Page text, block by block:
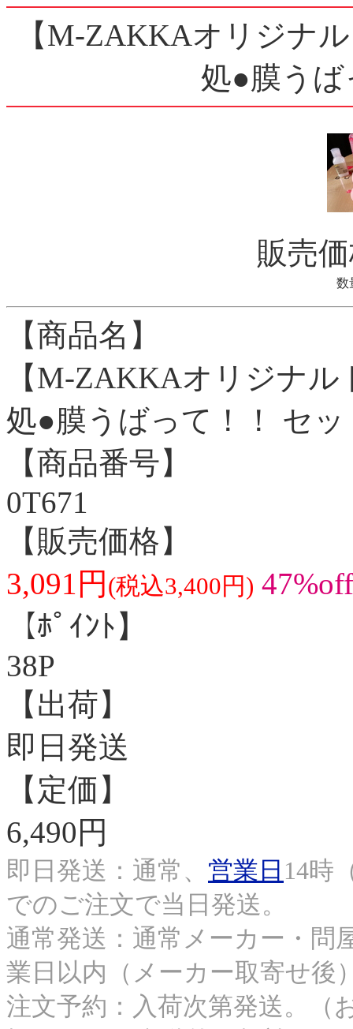
【M-ZAKKAオリジナ
処●膜う
販売
数
【商品名】
【M-ZAKKAオリジナ
処●膜うばって！！ セッ
【商品番号】
0T671
【販売価格】
3,091円 (税込3,400円) 47%off
【ﾎﾟｲﾝﾄ】
38P
【出荷】
即日発送
【定価】
6,490円
即日発送：通常、 営業日 14時
でのご注文で当日発送。
通常発送：通常メーカー・問
業日以内（メーカー取寄せ後
注文予約：入荷次第発送。（